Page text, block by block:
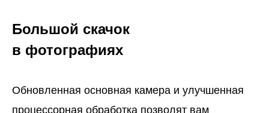
Большой скачок
в фотографиях
Обновленная основная камера и улучшенная
процессорная обработка позволят вам